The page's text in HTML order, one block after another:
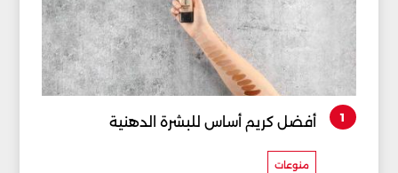
1 أفضل كريم أساس للبشرة الدهنية
منوعات